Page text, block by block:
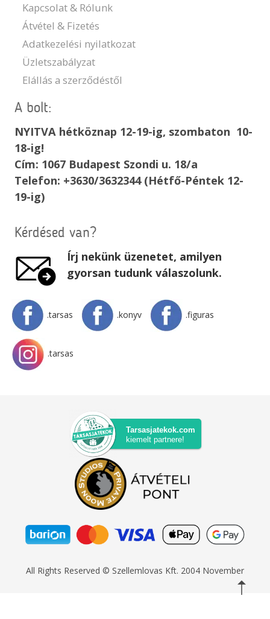
Kapcsolat & Rólunk
Átvétel & Fizetés
Adatkezelési nyilatkozat
Üzletszabályzat
Elállás a szerződéstől
A bolt:
NYITVA hétköznap 12-19-ig, szombaton 10-
18-ig!
Cím: 1067 Budapest Szondi u. 18/a
Telefon: +3630/3632344 (Hétfő-Péntek 12-
19-ig)
Kérdésed van?
Írj nekünk üzenetet, amilyen
gyorsan tudunk válaszolunk.
.tarsas .konyv .figuras
.tarsas
Tarsasjatekok.com
kiemelt partnere!
All Rights Reserved © Szellemlovas Kft. 2004 November